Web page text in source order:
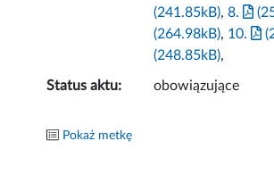
(241.85kB),8.
(264.98kB), 10.
(248.85kB),
Status aktu: obowiązujące
Pokaż metkę